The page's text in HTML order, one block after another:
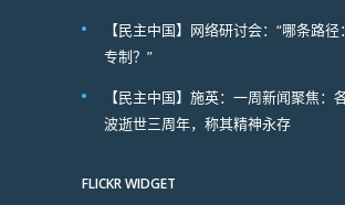
【民主中国】网络研讨会：“哪条路
专制？”
【民主中国】施英：一周新闻聚焦：
波逝世三周年，称其精神永存
FLICKR WIDGET